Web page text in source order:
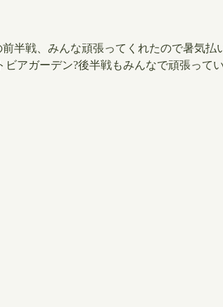
半戦、みんな頑張ってくれたので暑気払
アガーデン?後半戦もみんなで頑張って